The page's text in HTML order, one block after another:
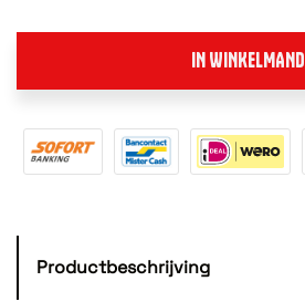
IN WINKELMAND
Productbeschrijving